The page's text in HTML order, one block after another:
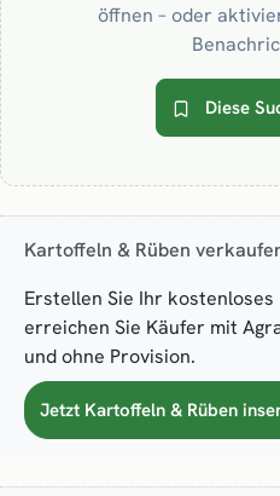
öffnen – oder
Diese
Kartoffeln & Rüben
Erstellen Sie Ihr
erreichen Sie Käufer mit
und ohne Provision.
Jetzt Kartoffeln & Rüben